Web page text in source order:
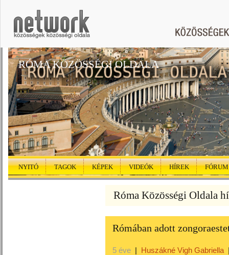
RÓMA KÖZÖSSÉGI OLDALA
NYITÓ TAGOK KÉPEK VIDEÓK HÍREK FÓRUM
Róma Közösségi Oldala
Rómában adott
5 éve | Huszákné Vigh Gabriella